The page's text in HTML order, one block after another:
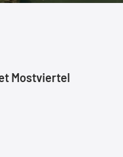
Mostviertel